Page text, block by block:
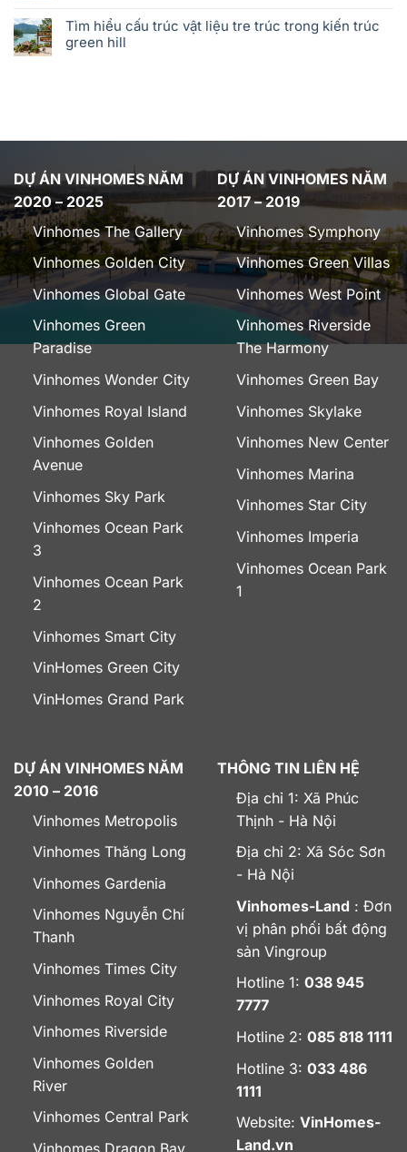
Tìm hiểu cấu trúc vật liệu tre trúc trong kiến trúc
green hill
DỰ ÁN VINHOMES NĂM
2020 – 2025
Vinhomes The Gallery
Vinhomes Golden City
Vinhomes Global Gate
Vinhomes Green
Paradise
Vinhomes Wonder City
Vinhomes Royal Island
Vinhomes Golden
Avenue
Vinhomes Sky Park
Vinhomes Ocean Park
3
Vinhomes Ocean Park
2
Vinhomes Smart City
VinHomes Green City
VinHomes Grand Park
DỰ ÁN VINHOMES NĂM
2017 – 2019
Vinhomes Symphony
Vinhomes Green Villas
Vinhomes West Point
Vinhomes Riverside
The Harmony
Vinhomes Green Bay
Vinhomes Skylake
Vinhomes New Center
Vinhomes Marina
Vinhomes Star City
Vinhomes Imperia
Vinhomes Ocean Park
1
DỰ ÁN VINHOMES NĂM
2010 – 2016
Vinhomes Metropolis
Vinhomes Thăng Long
Vinhomes Gardenia
Vinhomes Nguyễn Chí
Thanh
Vinhomes Times City
Vinhomes Royal City
Vinhomes Riverside
Vinhomes Golden
River
Vinhomes Central Park
Vinhomes Dragon Bay
THÔNG TIN LIÊN HỆ
Địa chỉ 1: Xã Phúc
Thịnh - Hà Nội
Địa chỉ 2: Xã Sóc Sơn
- Hà Nội
Vinhomes-Land : Đơn
vị phân phối bất động
sản Vingroup
Hotline 1: 038 945
7777
Hotline 2: 085 818 1111
Hotline 3: 033 486
1111
Website: VinHomes-
Land.vn